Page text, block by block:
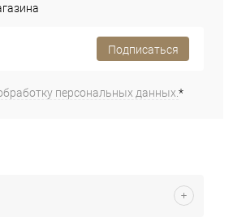
Подписаться
персональных данных. *